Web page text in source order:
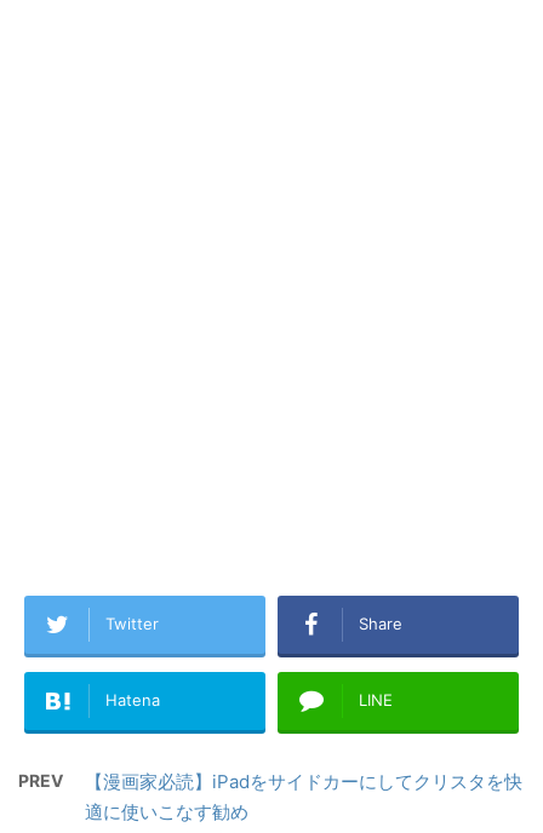
Twitter Share
Hatena LINE
PREV
【漫画家必読】iPadをサイドカーにしてクリスタを快
適に使いこなす勧め